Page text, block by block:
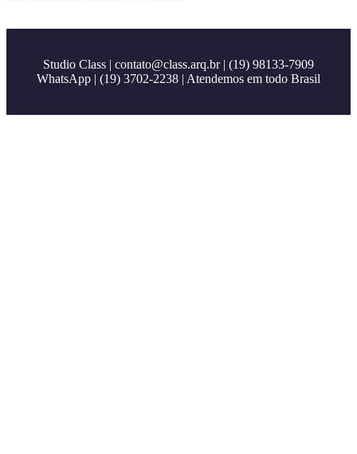
Studio Class | contato@class.arq.br| (19) 98133-7909
WhatsApp | (19) 3702-2238 | Atendemos em todo Brasil